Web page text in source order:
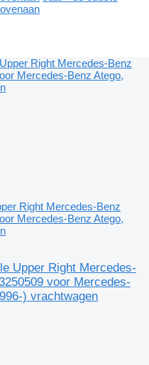
Right Mercedes-Benz
Mercedes-Benz Atego,
Upper Right Mercedes-
voor Mercedes-
) vrachtwagen